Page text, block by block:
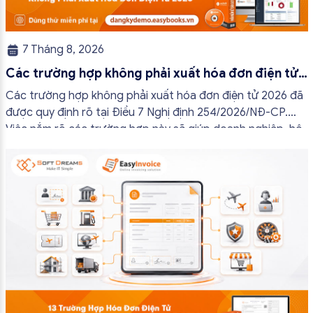
7 Tháng 8, 2026
Các trường hợp không phải xuất hóa đơn điện tử
2026
Các trường hợp không phải xuất hóa đơn điện tử 2026 đã
được quy định rõ tại Điều 7 Nghị định 254/2026/NĐ-CP.
Việc nắm rõ các trường hợp này sẽ giúp doanh nghiệp, hộ
tránh lập hóa đơn không cần thiết hoặc áp […]